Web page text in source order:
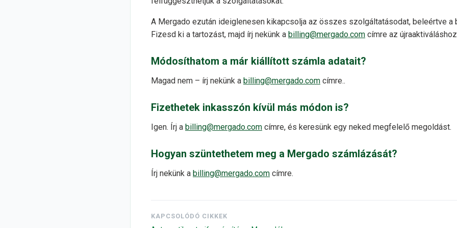
A Mergado ezután ideiglenesen kikapcsolja az összes szolgáltatásodat, beleértve a
Fizesd ki a tartozást, majd írj nekünk a billing@mergado.com címre az
Módosíthatom a már kiállított számla adatait?
Magad nem – írj nekünk a billing@mergado.com címre..
Fizethetek inkasszón kívül más módon is?
Igen. Írj a billing@mergado.com címre, és keresünk egy neked megfelelő megoldást.
Hogyan szüntethetem meg a Mergado számlázását?
Írj nekünk a billing@mergado.com címre.
KAPCSOLÓDÓ CIKKEK